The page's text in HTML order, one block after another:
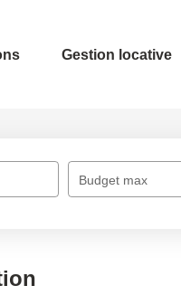
Gestion locative
Budget max